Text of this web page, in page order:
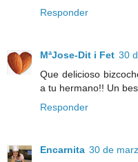
Responder
MªJose-Dit i Fet 30
Que delicioso
a tu hermano!! Un
Responder
Encarnita 30 de